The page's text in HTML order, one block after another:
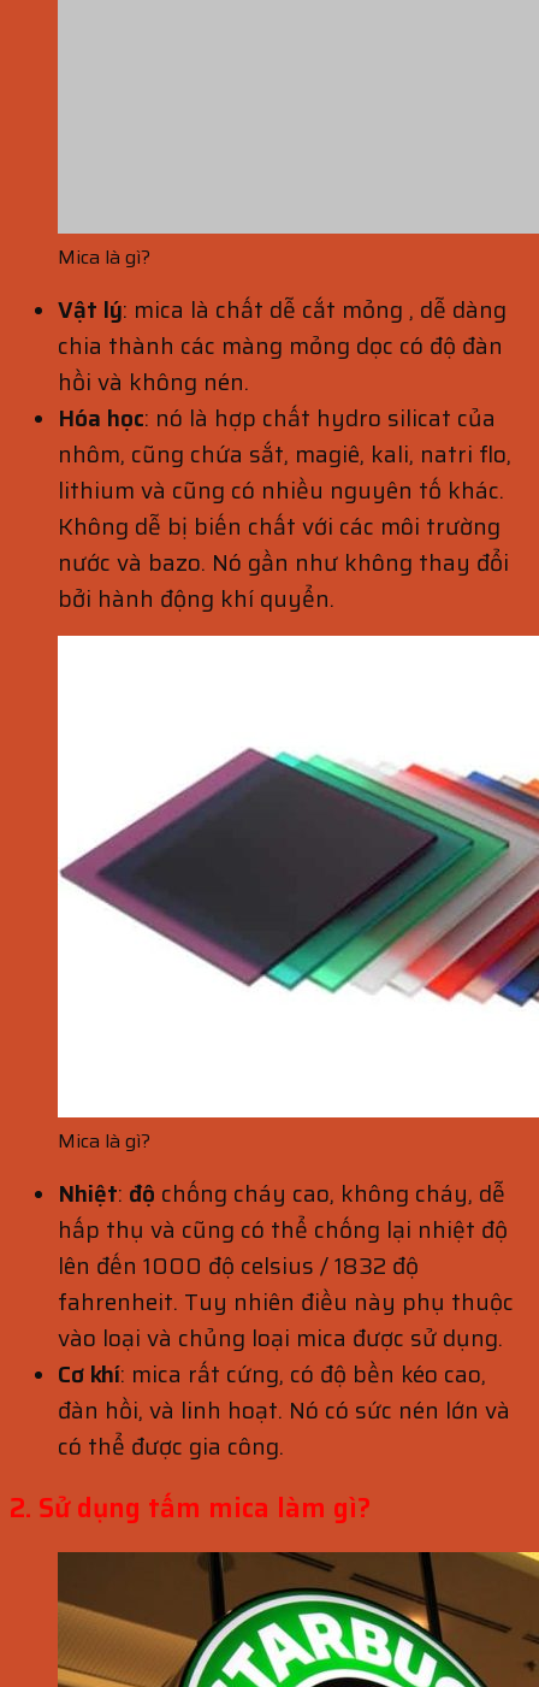
Mica là gì?
Vật lý: mica là chất dễ cắt mỏng , dễ dàng
chia thành các màng mỏng dọc có độ đàn
hồi và không nén.
Hóa học: nó là hợp chất hydro silicat của
nhôm, cũng chứa sắt, magiê, kali, natri flo,
lithium và cũng có nhiều nguyên tố khác.
Không dễ bị biến chất với các môi trường
nước và bazo. Nó gần như không thay đổi
bởi hành động khí quyển.
Mica là gì?
Nhiệt: độ chống cháy cao, không cháy, dễ
hấp thụ và cũng có thể chống lại nhiệt độ
lên đến 1000 độ celsius / 1832 độ
fahrenheit. Tuy nhiên điều này phụ thuộc
vào loại và chủng loại mica được sử dụng.
Cơ khí: mica rất cứng, có độ bền kéo cao,
đàn hồi, và linh hoạt. Nó có sức nén lớn và
có thể được gia công.
2. Sử dụng tấm mica làm gì?